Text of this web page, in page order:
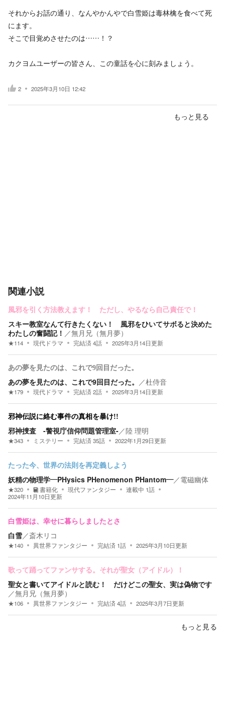
それからお話の通り、なんやかんやで白雪姫は毒林檎を食べて死
にます。
そこで目覚めさせたのは……！？
カクヨムユーザーの皆さん、この童話を心に刻みましょう。
2 2025年3月10日 12:42
もっと見る
関連小説
風邪を引く方法教えます！ ただし、やるなら自己責任で！
スキー教室なんて行きたくない！ 風邪をひいてサボると決めた
わたしの奮闘記！ ／無月兄（無月夢）
★114 現代ドラマ 完結済4話 2025年3月14日更新
あの夢を見たのは、これで9回目だった。
あの夢を見たのは、これで9回目だった。 ／杜侍音
★179 現代ドラマ 完結済2話 2025年3月14日更新
邪神伝説に絡む事件の真相を暴け!!
邪神捜査 -警視庁信仰問題管理室-／陸 理明
★343 ミステリー 完結済35話 2022年1月29日更新
たった今、世界の法則を再定義しよう
妖精の物理学―PHysics PHenomenon PHantom―／電磁幽体
★320 書籍化 現代ファンタジー 連載中 1話
2024年11月10日更新
白雪姫は、幸せに暮らしましたとさ
白雪／斎木リコ
★140 異世界ファンタジー 完結済 1話 2025年3月10日更新
歌って踊ってファンサする。それが聖女（アイドル）！
聖女と書いてアイドルと読む！ だけどこの聖女、実は偽物です
／無月兄（無月夢）
★106 異世界ファンタジー 完結済4話 2025年3月7日更新
もっと見る